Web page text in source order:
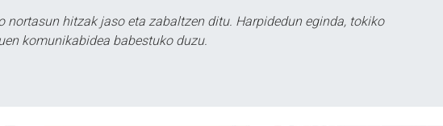
nortasun hitzak jaso eta zabaltzen ditu. Harpidedun eginda, tokiko
komunikabidea babestuko duzu.